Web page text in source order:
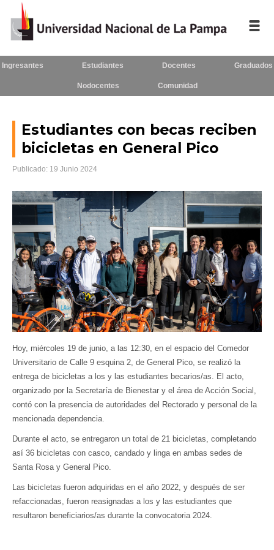
La UNLPam
Consejo Superior
Rectorado / Secretarías
Contacto
Seguínosen:
Ingresantes Estudiantes Docentes Graduados
Nodocentes Comunidad
Estudiantes con becas reciben
bicicletas en General Pico
Publicado: 19 Junio 2024
Hoy, miércoles 19 de junio, a las 12:30, en el espacio del Comedor
Universitario de Calle 9 esquina 2, de General Pico, se realizó la
entrega de bicicletas a los y las estudiantes becarios/as. El acto,
organizado por la Secretaría de Bienestar y el área de Acción Social,
contó con la presencia de autoridades del Rectorado y personal de la
mencionada dependencia.
Durante el acto, se entregaron un total de 21 bicicletas, completando
así 36 bicicletas con casco, candado y linga en ambas sedes de
Santa Rosa y General Pico.
Las bicicletas fueron adquiridas en el año 2022, y después de ser
refaccionadas, fueron reasignadas a los y las estudiantes que
resultaron beneficiarios/as durante la convocatoria 2024.